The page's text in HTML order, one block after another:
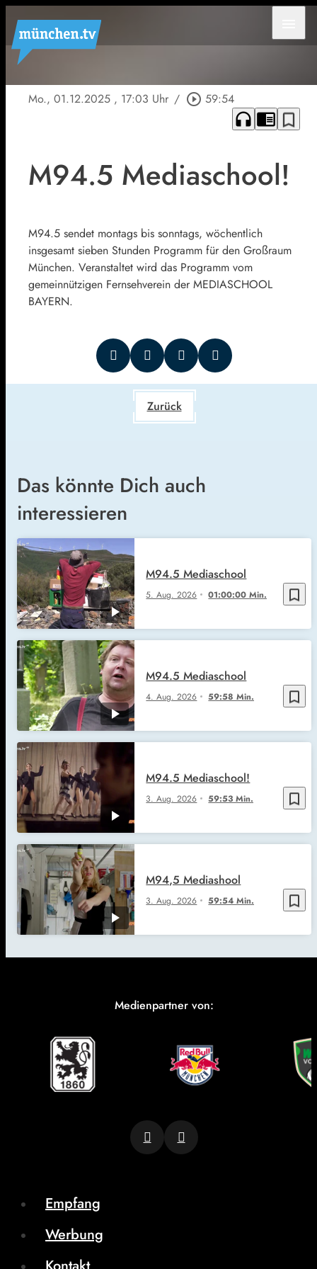
Mo., 01.12.2025 , 17:03 Uhr / play_circle_outline 59:54
headphones chrome_reader_mode bookmark_border
M94.5 Mediaschool!
M94.5 sendet montags bis sonntags, wöchentlich
insgesamt sieben Stunden Programm für den Großraum
München. Veranstaltet wird das Programm vom
gemeinnützigen Fernsehverein der MEDIASCHOOL
BAYERN.
Zurück
Das könnte Dich auch
interessieren
bookmark_border
5. Aug. 2026 01:00:00 Min.
M94.5 Mediaschool
bookmark_border
4. Aug. 2026 59:58 Min.
M94.5 Mediaschool
bookmark_border
3. Aug. 2026 59:53 Min.
M94.5 Mediaschool!
bookmark_border
3. Aug. 2026 59:54 Min.
M94,5 Mediashool
Medienpartner von:
Empfang
Werbung